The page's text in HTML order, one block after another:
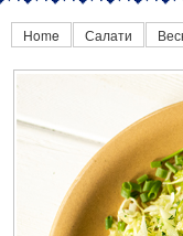
Home Салати